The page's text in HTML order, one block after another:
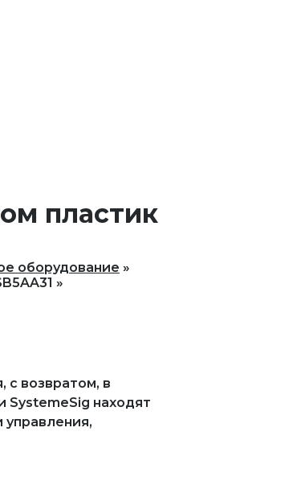
пластик
оборудование
с возвратом, в
SystemeSig находят